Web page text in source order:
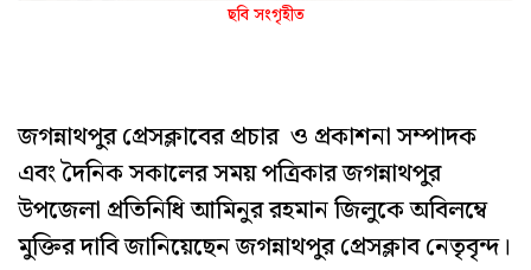
ছবি সংগৃহীত
জগন্নাথপুর প্রেসক্লাবের প্রচার ও প্রকাশনা সম্পাদক
এবং দৈনিক সকালের সময় পত্রিকার জগন্নাথপুর
উপজেলা প্রতিনিধি আমিনুর রহমান জিলুকে অবিলম্বে
মুক্তির দাবি জানিয়েছেন জগন্নাথপুর প্রেসক্লাব নেতৃবৃন্দ।